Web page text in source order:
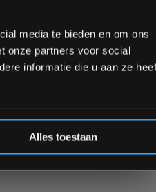
media te bieden en om ons
onze partners voor social
informatie die u aan ze
Alles toestaan
Inschrijven